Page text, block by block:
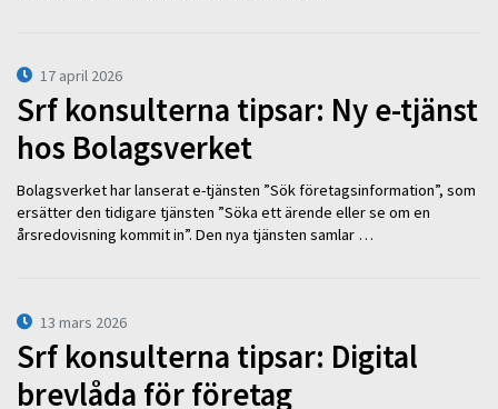
17 april 2026
Srf konsulterna tipsar: Ny e-tjänst
hos Bolagsverket
Bolagsverket har lanserat e-tjänsten ”Sök företagsinformation”, som
ersätter den tidigare tjänsten ”Söka ett ärende eller se om en
årsredovisning kommit in”. Den nya tjänsten samlar …
13 mars 2026
Srf konsulterna tipsar: Digital
brevlåda för företag